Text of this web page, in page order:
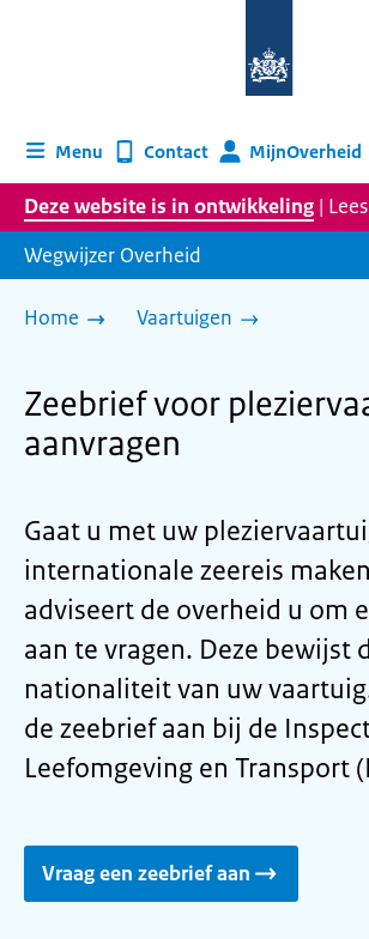
homepage
Menu Contact MijnOverheid
Deze website is in ontwikkeling |
Wegwijzer Overheid
Home Vaartuigen
Zeebrief voor
aanvragen
Gaat u met uw
internationale zeereis
adviseert de overheid u om
aan te vragen. Deze bewijst
nationaliteit van uw
de zeebrief aan bij de
Leefomgeving en Transport
Vraag een zeebrief aan